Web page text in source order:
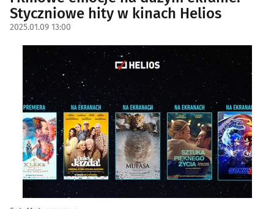
Styczniowe hity w kinach Helios
2025.01.09 13:00